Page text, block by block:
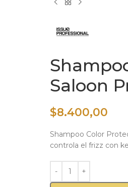
Saloon
$8.400,00
Shampoo Color
controla el frizz con